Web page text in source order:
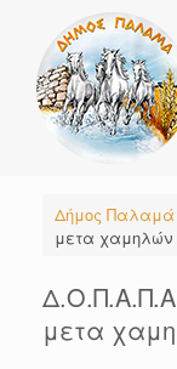
content
Δήμος Παλαμά
μετα χαμηλών
μετα